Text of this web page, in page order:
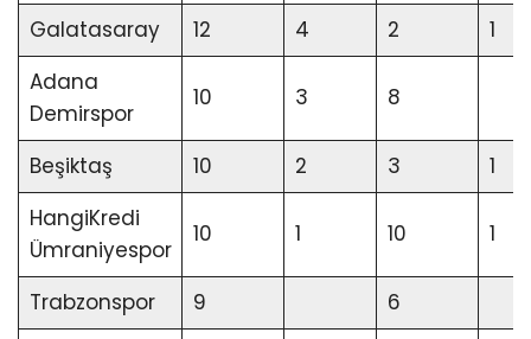
Galatasaray 12 4 2
1
Adana
Demirspor
10 3 8
Beşiktaş 10 2 3
1
HangiKredi
Ümraniyespor
10 1 10 1
Trabzonspor 9
6